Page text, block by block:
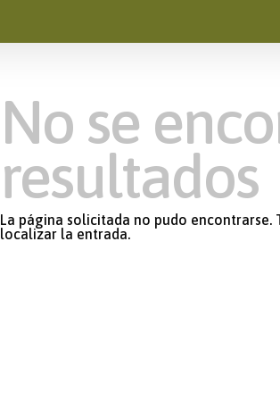
No se
resultados
La página solicitada no pudo
localizar la entrada.